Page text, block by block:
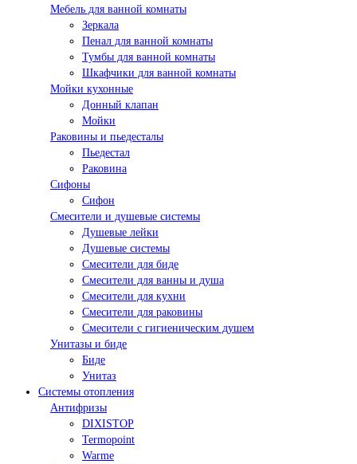
Мебель для ванной комнаты
Зеркала
Пенал для ванной комнаты
Тумбы для ванной комнаты
Шкафчики для ванной комнаты
Мойки кухонные
Донный клапан
Мойки
Раковины и пьедесталы
Пьедестал
Раковина
Сифоны
Сифон
Смесители и душевые системы
Душевые лейки
Душевые системы
Смесители для биде
Смесители для ванны и душа
Смесители для кухни
Смесители для раковины
Смесители с гигиеническим душем
Унитазы и биде
Биде
Унитаз
Системы отопления
Антифризы
DIXISTOP
Termopoint
Warme